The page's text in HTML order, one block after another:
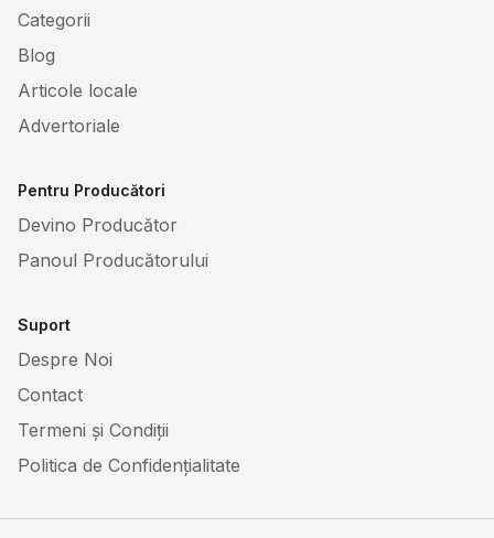
Categorii
Blog
Articole locale
Advertoriale
Pentru Producători
Devino Producător
Panoul Producătorului
Suport
Despre Noi
Contact
Termeni și Condiții
Politica de Confidențialitate